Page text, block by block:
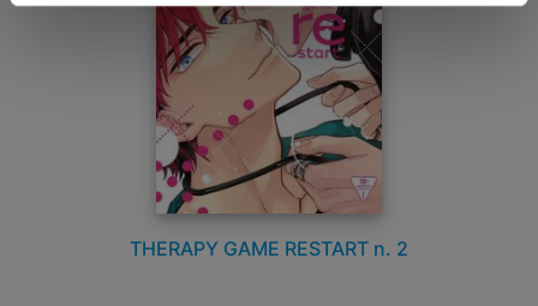
THERAPY GAME RESTART n. 2